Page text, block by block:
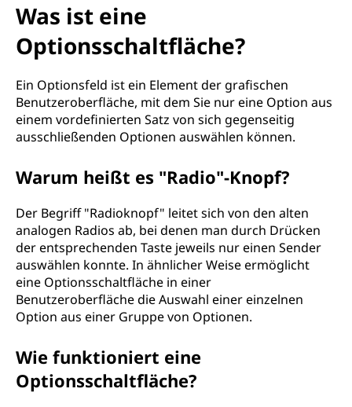
Was ist eine
Optionsschaltfläche?
Ein Optionsfeld ist ein Element der grafischen
Benutzeroberfläche, mit dem Sie nur eine Option aus
einem vordefinierten Satz von sich gegenseitig
ausschließenden Optionen auswählen können.
Warum heißt es "Radio"-Knopf?
Der Begriff "Radioknopf" leitet sich von den alten
analogen Radios ab, bei denen man durch Drücken
der entsprechenden Taste jeweils nur einen Sender
auswählen konnte. In ähnlicher Weise ermöglicht
eine Optionsschaltfläche in einer
Benutzeroberfläche die Auswahl einer einzelnen
Option aus einer Gruppe von Optionen.
Wie funktioniert eine
Optionsschaltfläche?